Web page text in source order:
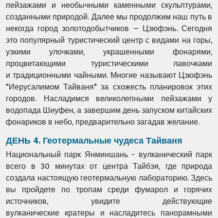
пейзажами и необычными каменными скульптурами,
созданными природой. Далее мы продолжим наш путь в
некогда город золотодобытчиков – Цзюфэнь. Сегодня
это популярный туристический центр с видами на горы,
узкими улочками, украшенными фонарями,
процветающими туристическими лавочками
итрадиционными чайными. Многие называют Цзюфэнь
"Иерусалимом Тайваня" за схожесть планировок этих
городов. Насладимся великолепными пейзажами у
водопада Шиуфен, а завершим день запуском китайских
фонариков в небо, предварительно загадав желание.
ДЕНЬ 4. Геотермальные чудеса Тайваня
Национальный парк Янминшань - вулканический парк
всего в 30 минутах от центра Тайбэя, где природа
создала настоящую геотермальную лабораторию. Здесь
вы пройдете по тропам среди фумарол и горячих
источников, увидите действующие
вулканические кратеры и насладитесь панорамными